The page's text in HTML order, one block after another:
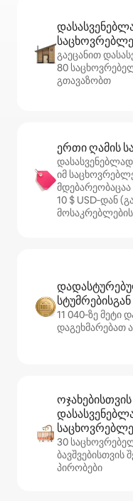
გაეცანით
80
გთავაზობთ
ერთი ღამის
იმ
10 $ USD‑დან
სტუმრებისგან
11 040‑ზე
დაგეხმარებათ
30
პირობები